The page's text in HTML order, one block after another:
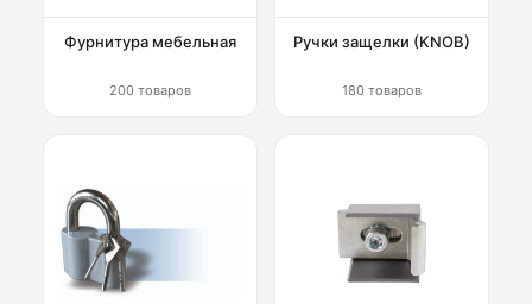
Фурнитура мебельная
200 товаров
Ручки защелки (KNOB)
180 товаров